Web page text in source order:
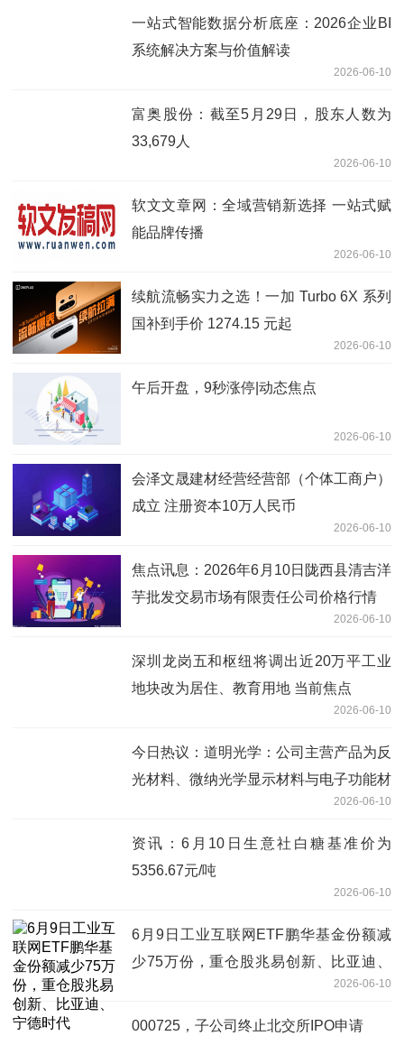
一站式智能数据分析底座：2026企业BI
系统解决方案与价值解读
2026-06-10
富奥股份：截至5月29日，股东人数为
33,679人
2026-06-10
软文文章网：全域营销新选择 一站式赋
能品牌传播
2026-06-10
续航流畅实力之选！一加 Turbo 6X 系列
国补到手价 1274.15 元起
2026-06-10
午后开盘，9秒涨停|动态焦点
2026-06-10
会泽文晟建材经营经营部（个体工商户）
成立 注册资本10万人民币
2026-06-10
焦点讯息：2026年6月10日陇西县清吉洋
芋批发交易市场有限责任公司价格行情
2026-06-10
深圳龙岗五和枢纽将调出近20万平工业
地块改为居住、教育用地 当前焦点
2026-06-10
今日热议：道明光学：公司主营产品为反
光材料、微纳光学显示材料与电子功能材
2026-06-10
资讯：6月10日生意社白糖基准价为
5356.67元/吨
2026-06-10
6月9日工业互联网ETF鹏华基金份额减
少75万份，重仓股兆易创新、比亚迪、
2026-06-10
000725，子公司终止北交所IPO申请